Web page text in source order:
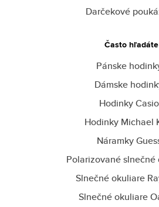
Darčekové
Často hľadáte
Pánske
Dámske
Hodinky Casio
Hodinky Michael
Náramky
Polarizované slnečné
Slnečné okuliare
Slnečné okuliare